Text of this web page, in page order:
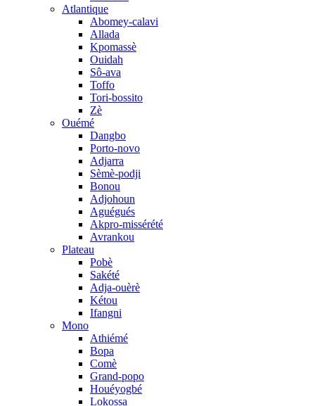
Atlantique
Abomey-calavi
Allada
Kpomassè
Ouidah
Sô-ava
Toffo
Tori-bossito
Zè
Ouémé
Dangbo
Porto-novo
Adjarra
Sèmè-podji
Bonou
Adjohoun
Aguégués
Akpro-missérété
Avrankou
Plateau
Pobè
Sakété
Adja-ouèrè
Kétou
Ifangni
Mono
Athiémé
Bopa
Comè
Grand-popo
Houéyogbé
Lokossa